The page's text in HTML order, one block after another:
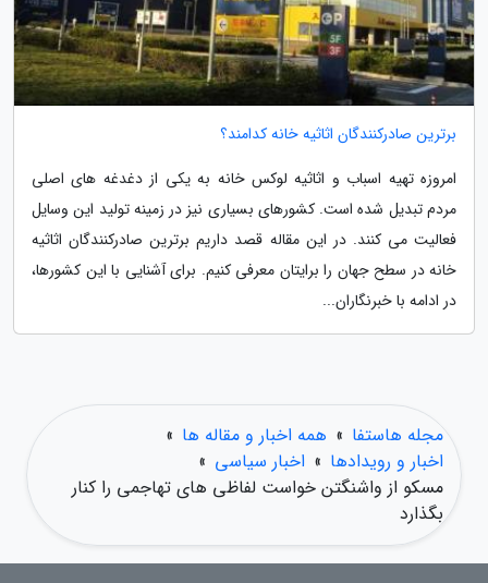
برترین صادرکنندگان اثاثیه خانه کدامند؟
امروزه تهیه اسباب و اثاثیه لوکس خانه به یکی از دغدغه های اصلی
مردم تبدیل شده است. کشورهای بسیاری نیز در زمینه تولید این وسایل
فعالیت می کنند. در این مقاله قصد داریم برترین صادرکنندگان اثاثیه
خانه در سطح جهان را برایتان معرفی کنیم. برای آشنایی با این کشورها،
در ادامه با خبرنگاران...
مجله هاستفا » همه اخبار و مقاله ها »
اخبار و رویدادها » اخبار سیاسی »
مسکو از واشنگتن خواست لفاظی های تهاجمی را کنار
بگذارد